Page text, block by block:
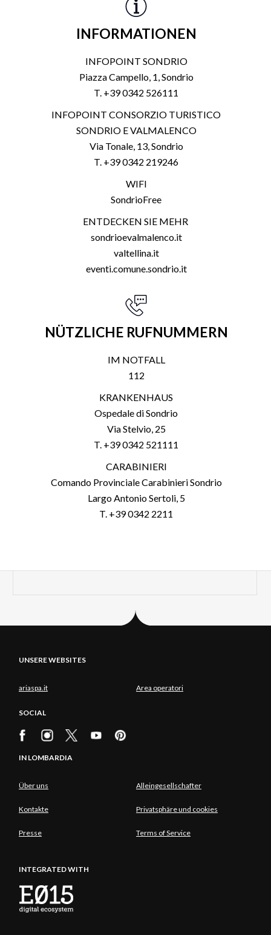
INFORMATIONEN
INFOPOINT SONDRIO
Piazza Campello, 1, Sondrio
T. +39 0342 526111
INFOPOINT CONSORZIO TURISTICO
SONDRIO E VALMALENCO
Via Tonale, 13, Sondrio
T. +39 0342 219246
WIFI
SondrioFree
ENTDECKEN SIE MEHR
sondrioevalmalenco.it
valtellina.it
eventi.comune.sondrio.it
NÜTZLICHE RUFNUMMERN
IM NOTFALL
112
KRANKENHAUS
Ospedale di Sondrio
Via Stelvio, 25
T. +39 0342 521111
CARABINIERI
Comando Provinciale Carabinieri Sondrio
Largo Antonio Sertoli, 5
T. +39 0342 2211
UNSERE WEBSITES
ariaspa.it Area operatori
SOCIAL
IN LOMBARDIA
Über uns Alleingesellschafter
Kontakte Privatsphäre und cookies
Presse Terms of Service
INTEGRATED WITH